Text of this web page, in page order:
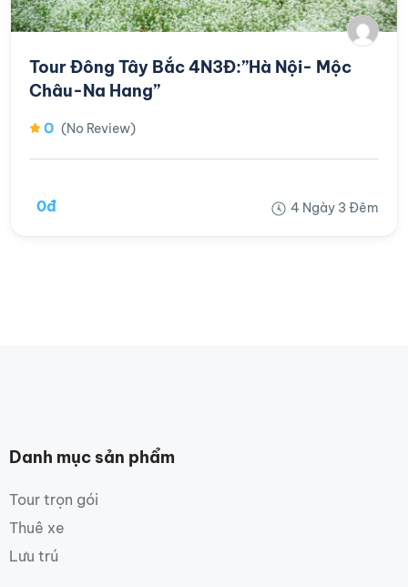
Tour Đông Tây Bắc 4N3Đ:”Hà Nội- Mộc
Châu-Na Hang”
0 (No Review)
0đ 4 Ngày 3 Đêm
Danh mục sản phẩm
Tour trọn gói
Thuê xe
Lưu trú